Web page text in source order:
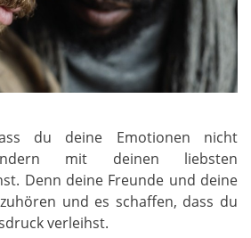
du deine Emotionen nicht
mit deinen liebsten
Denn deine Freunde und deine
und es schaffen, dass du
verleihst.